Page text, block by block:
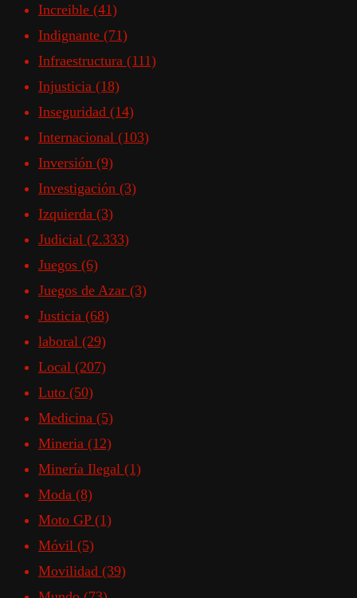
Increible (41)
Indignante (71)
Infraestructura (111)
Injusticia (18)
Inseguridad (14)
Internacional (103)
Inversión (9)
Investigación (3)
Izquierda (3)
Judicial (2.333)
Juegos (6)
Juegos de Azar (3)
Justicia (68)
laboral (29)
Local (207)
Luto (50)
Medicina (5)
Mineria (12)
Minería Ilegal (1)
Moda (8)
Moto GP (1)
Móvil (5)
Movilidad (39)